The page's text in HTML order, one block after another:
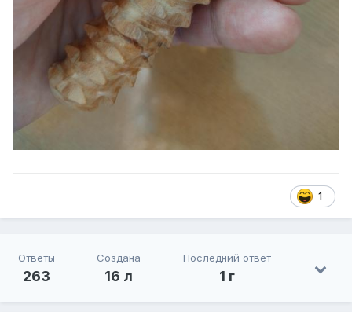
1
Ответы
263
Создана
16 л
Последний ответ
1 г